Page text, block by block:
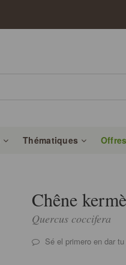
Thématiques Offres
Chêne
Quercus coccifera
Sé el primero en dar